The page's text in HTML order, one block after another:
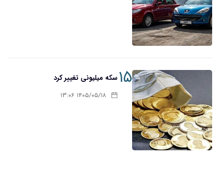
۱۵سکه میلیونی تغییر کرد
۱۴۰۵/۰۵/۱۸ ۱۳:۰۶